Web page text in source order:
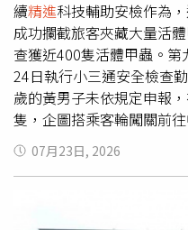
制。食藥署表示，將依第
理制度，透過修法強化源
全風險管理及預警效能，
續精進科技輔助安檢作為
成功攔截旅客夾藏大量活
查獲近400隻活體甲蟲。
24日執行小三通安全檢查
歲的黃男子未依規定申報
隻，企圖搭乘客輪闖關前
阻止出境。隨後海巡人員
三通安全檢查勤務時，再
女子，也同樣未依規定申
隻，企圖搭乘客輪闖關前
07月23日, 2026